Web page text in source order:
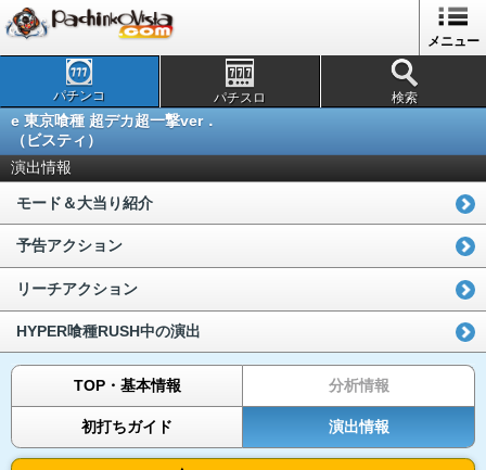
メニュー
パチンコ パチスロ 検索
e 東京喰種 超デカ超一撃ver．
（ビスティ）
演出情報
モード＆大当り紹介
予告アクション
リーチアクション
HYPER喰種RUSH中の演出
TOP・基本情報 分析情報
初打ちガイド 演出情報